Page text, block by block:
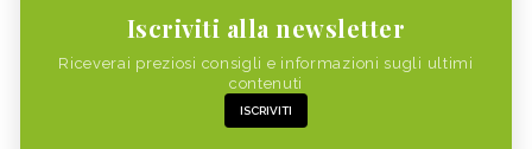
Iscriviti alla newsletter
Riceverai preziosi consigli e informazioni sugli ultimi
contenuti
ISCRIVITI